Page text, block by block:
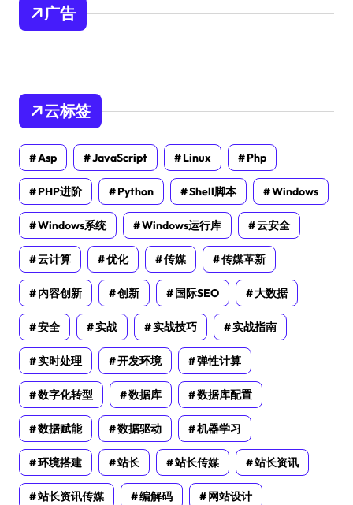
广告
云标签
Asp JavaScript Linux Php
PHP进阶 Python Shell脚本 Windows
Windows系统 Windows运行库 云安全
云计算 优化 传媒 传媒革新
内容创新 创新 国际SEO 大数据
安全 实战 实战技巧 实战指南
实时处理 开发环境 弹性计算
数字化转型 数据库 数据库配置
数据赋能 数据驱动 机器学习
环境搭建 站长 站长传媒 站长资讯
站长资讯传媒 编解码 网站设计